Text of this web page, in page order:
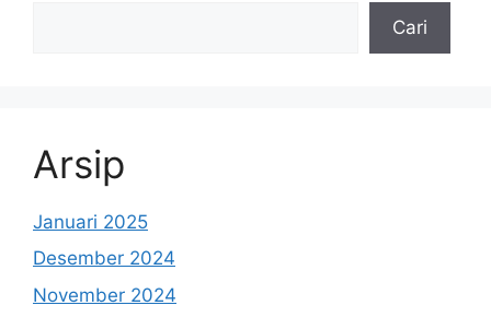
Cari
Arsip
Januari 2025
Desember 2024
November 2024